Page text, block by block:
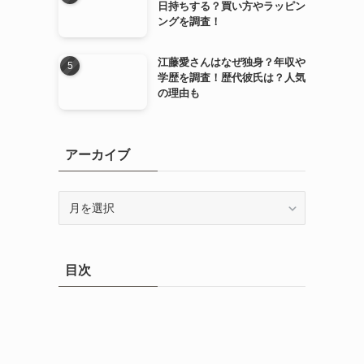
日持ちする？買い方やラッピン
ングを調査！
江藤愛さんはなぜ独身？年収や
学歴を調査！歴代彼氏は？人気
の理由も
アーカイブ
ブ目次